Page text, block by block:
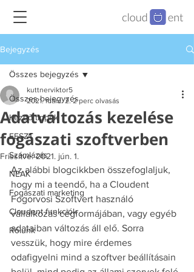
Bejegyzés
Összes bejegyzés
Kezdő tippek
EESZT
Számlázás
NEAK
Fogászati marketing
Cloudent funkciók
Rólunk
Összes bejegyzés
Adatváltozás kezelése
fogászati szoftverben
kuttnerviktor5
2021. márc. 2. 2 perc olvasás
Frissítve:2021. jún. 1.
Az alábbi blogcikkben összefoglaljuk,
hogy mi a teendő, ha a Cloudent
Fogorvosi Szoftvert használó
vállalkozás cégformájában, vagy egyéb
adataiban változás áll elő. Sorra
vesszük, hogy mire érdemes
odafigyelni mind a szoftver beállításain